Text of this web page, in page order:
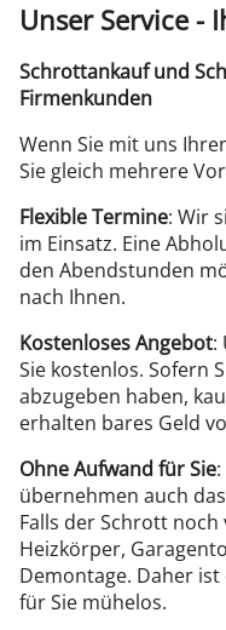
Unser Service -
Schrottankauf und
Firmenkunden
Wenn Sie mit uns
Sie gleich mehrere
Flexible Termine: Wir
im Einsatz. Eine
den Abendstunden
nach Ihnen.
Kostenloses Angebot:
Sie kostenlos. Sofern
abzugeben haben,
erhalten bares Geld
Ohne Aufwand für Sie
übernehmen auch
Falls der Schrott
Heizkörper,
Demontage. Daher
für Sie mühelos.